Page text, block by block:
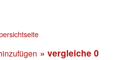
» vergleiche 0